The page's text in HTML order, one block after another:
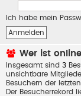
Ich habe mein
Wer ist
Insgesamt sind 3
unsichtbare
Besuchern der
Der Besucherrekord